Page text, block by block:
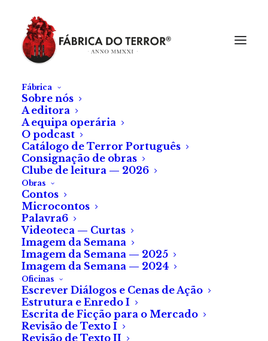
Fábrica
Sobre nós
A editora
A equipa operária
O podcast
Catálogo de Terror Português
Consignação de obras
Clube de leitura — 2026
Obras
Contos
Microcontos
Palavra6
Videoteca — Curtas
Imagem da Semana
Imagem da Semana — 2025
Imagem da Semana — 2024
Oficinas
Escrever Diálogos e Cenas de Ação
Estrutura e Enredo I
Escrita de Ficção para o Mercado
Revisão de Texto I
Revisão de Texto II